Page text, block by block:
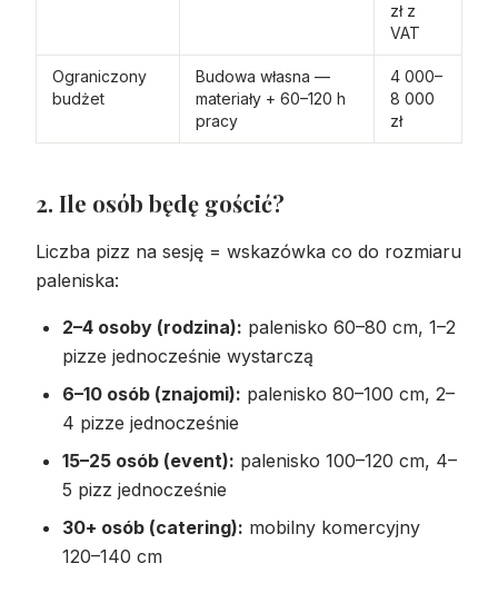
zł z
VAT
Ograniczony
budżet
Budowa własna —
materiały + 60–120 h
pracy
4 000–
8 000
zł
2. Ile osób będę gościć?
Liczba pizz na sesję = wskazówka co do rozmiaru
paleniska:
2–4 osoby (rodzina): palenisko 60–80 cm, 1–2
pizze jednocześnie wystarczą
6–10 osób (znajomi): palenisko 80–100 cm, 2–
4 pizze jednocześnie
15–25 osób (event): palenisko 100–120 cm, 4–
5 pizz jednocześnie
30+ osób (catering): mobilny komercyjny
120–140 cm